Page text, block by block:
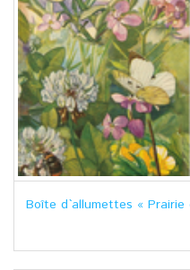
Boîte d`allumettes « Prairie